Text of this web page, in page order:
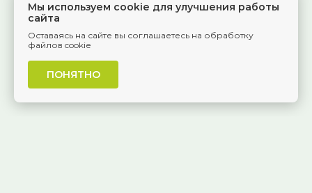
Мы используем cookie для улучшения работы
сайта
Оставаясь на сайте вы соглашаетесь на обработку
файлов cookie
ПОНЯТНО